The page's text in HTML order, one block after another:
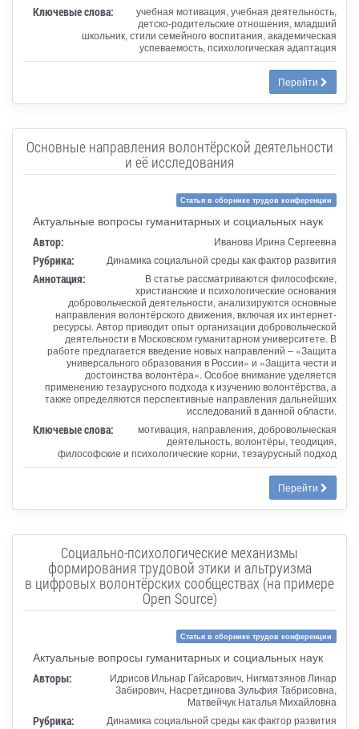
Ключевые слова:
учебная мотивация, учебная деятельность,
детско-родительские отношения, младший
школьник, стили семейного воспитания, академическая
успеваемость, психологическая адаптация
Перейти
Основные направления волонтёрской деятельности
и её исследования
Статья в сборнике трудов конференции
Актуальные вопросы гуманитарных и социальных наук
Автор: Иванова Ирина Сергеевна
Рубрика: Динамика социальной среды как фактор развития
Аннотация:
В статье рассматриваются философские,
христианские и психологические основания
добровольческой деятельности, анализируются основные
направления волонтёрского движения, включая их интернет-
ресурсы. Автор приводит опыт организации добровольческой
деятельности в Московском гуманитарном университете. В
работе предлагается введение новых направлений – «Защита
универсального образования в России» и «Защита чести и
достоинства волонтёра». Особое внимание уделяется
применению тезаурусного подхода к изучению волонтёрства, а
также определяются перспективные направления дальнейших
исследований в данной области.
Ключевые слова:
мотивация, направления, добровольческая
деятельность, волонтёры, теодиция,
философские и психологические корни, тезаурусный подход
Перейти
Социально-психологические механизмы
формирования трудовой этики и альтруизма
в цифровых волонтёрских сообществах (на примере
Open Source)
Статья в сборнике трудов конференции
Актуальные вопросы гуманитарных и социальных наук
Авторы:
Идрисов Ильнар Гайсарович, Нигматзянов Линар
Забирович, Насретдинова Зульфия Табрисовна,
Матвейчук Наталья Михайловна
Рубрика: Динамика социальной среды как фактор развития